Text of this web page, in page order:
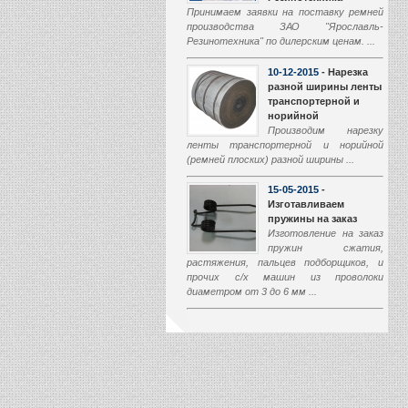
Принимаем заявки на поставку ремней
производства ЗАО "Ярославль-
Резинотехника" по дилерским ценам. ...
10-12-2015 - Нарезка
разной ширины ленты
транспортерной и
норийной
Производим нарезку
ленты транспортерной и норийной
(ремней плоских) разной ширины ...
15-05-2015 -
Изготавливаем
пружины на заказ
Изготовление на заказ
пружин сжатия,
растяжения, пальцев подборщиков, и
прочих с/х машин из проволоки
диаметром от 3 до 6 мм ...
Производство
транспортеров
наклонной камеры
Начали производство
транспортеров наклонной камеры (ТНК)